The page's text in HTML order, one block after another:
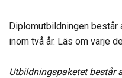
Diplomutbildningen består
inom två år. Läs om varje
Utbildningspaketet består